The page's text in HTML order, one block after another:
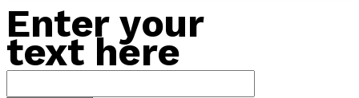
Enter your
text here